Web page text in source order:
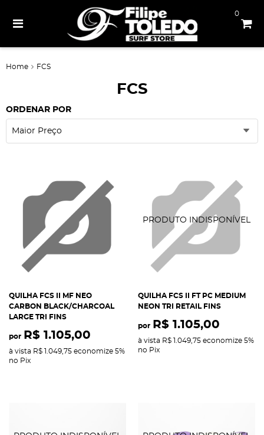
0
Home FCS
FCS
ORDENAR POR
Maior Preço
QUILHA FCS II MF NEO
CARBON BLACK/CHARCOAL
LARGE TRI FINS
por R$ 1.105,00
à vista R$ 1.049,75 economize 5%
no Pix
QUILHA FCS II FT PC MEDIUM
NEON TRI RETAIL FINS
por R$ 1.105,00
à vista R$ 1.049,75 economize 5%
no Pix